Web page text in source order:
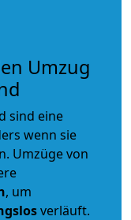
Umzug
sind eine
wenn sie
Umzüge von
, um
verläuft.